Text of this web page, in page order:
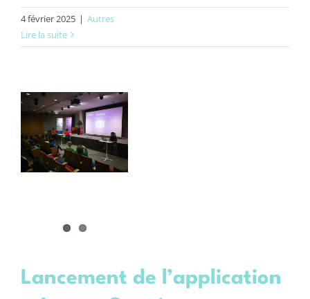
4 février 2025 | Autres
Lire la suite
Lancement de l’application